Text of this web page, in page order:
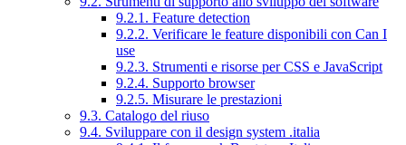
9.2.1. Feature detection
9.2.2. Verificare le feature disponibili con Can I
use
9.2.3. Strumenti e risorse per CSS e JavaScript
9.2.4. Supporto browser
9.2.5. Misurare le prestazioni
9.3. Catalogo del riuso
9.4. Sviluppare con il design system .italia